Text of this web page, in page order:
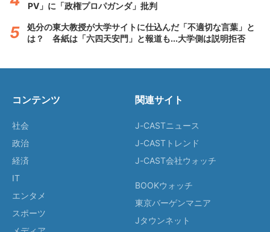
PV」に「政権プロパガンダ」批判
処分の東大教授が大学サイトに仕込んだ「不適切な言葉」と
は？ 各紙は「六四天安門」と報道も...大学側は説明拒否
コンテンツ
社会
政治
経済
IT
エンタメ
スポーツ
関連サイト
J-CASTニュース
J-CASTトレンド
J-CAST会社ウォッチ
BOOKウォッチ
東京バーゲンマニア
Jタウンネット